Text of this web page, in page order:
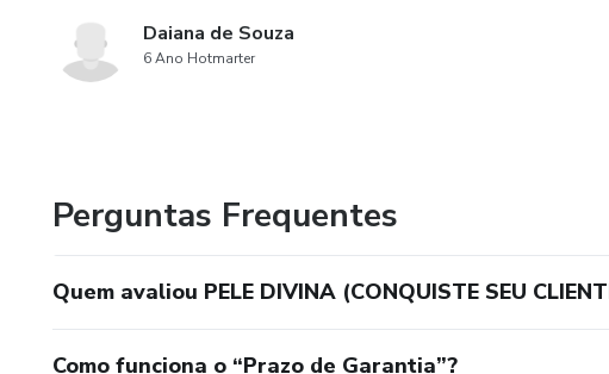
Daiana de Souza
6 Ano Hotmarter
Perguntas Frequentes
Quem avaliou PELE DIVINA (CONQUISTE SEU
Como funciona o “Prazo de Garantia”?